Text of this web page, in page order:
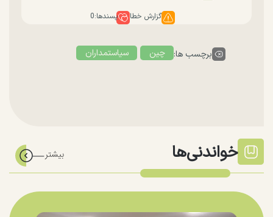
گزارش خطا پسندها:0
برچسب ها: چین سیاستمداران
خواندنی‌ها